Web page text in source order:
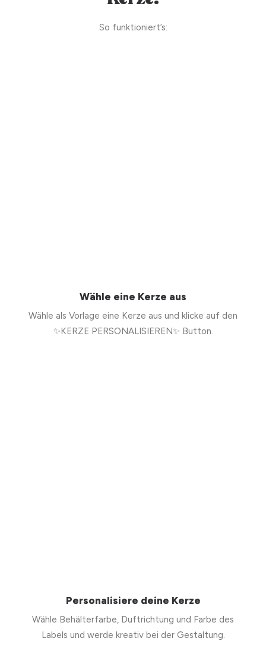
So funktioniert’s:
Wähle eine Kerze aus
Wähle als Vorlage eine Kerze aus und klicke auf den
✨KERZE PERSONALISIEREN✨ Button.
Personalisiere deine Kerze
Wähle Behälterfarbe, Duftrichtung und Farbe des
Labels und werde kreativ bei der Gestaltung.